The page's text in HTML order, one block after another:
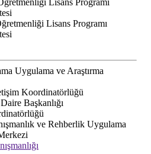
Lisans Programı
Lisans Programı
Uygulama ve Araştırma
Koordinatörlüğü
Başkanlığı
ve Rehberlik Uygulama